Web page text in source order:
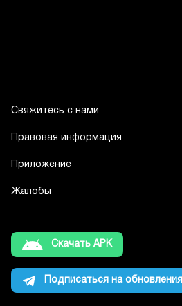
Свяжитесь с нами
Правовая информация
Приложение
Жалобы
Скачать APK
Подписаться на обновления